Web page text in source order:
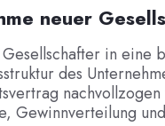
neuer
in eine
des
Gewinnverteilung